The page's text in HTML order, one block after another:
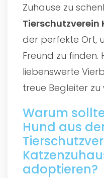
Zuhause zu
Tierschutzverein
der perfekte Ort,
Freund zu finden.
liebenswerte
treue Begleiter zu
Warum
Hund aus
adoptieren?